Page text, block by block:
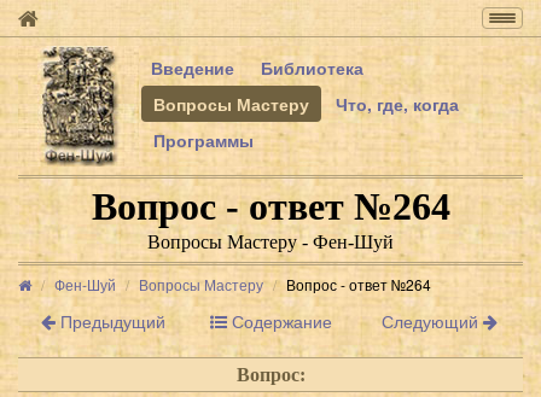
Введение
Библиотека
Вопросы Мастеру
Что, где, когда
Программы
Вопрос - ответ №264
Вопросы Мастеру - Фен-Шуй
Фен-Шуй Вопросы Мастеру Вопрос - ответ №264
Предыдущий Содержание Следующий
Вопрос: